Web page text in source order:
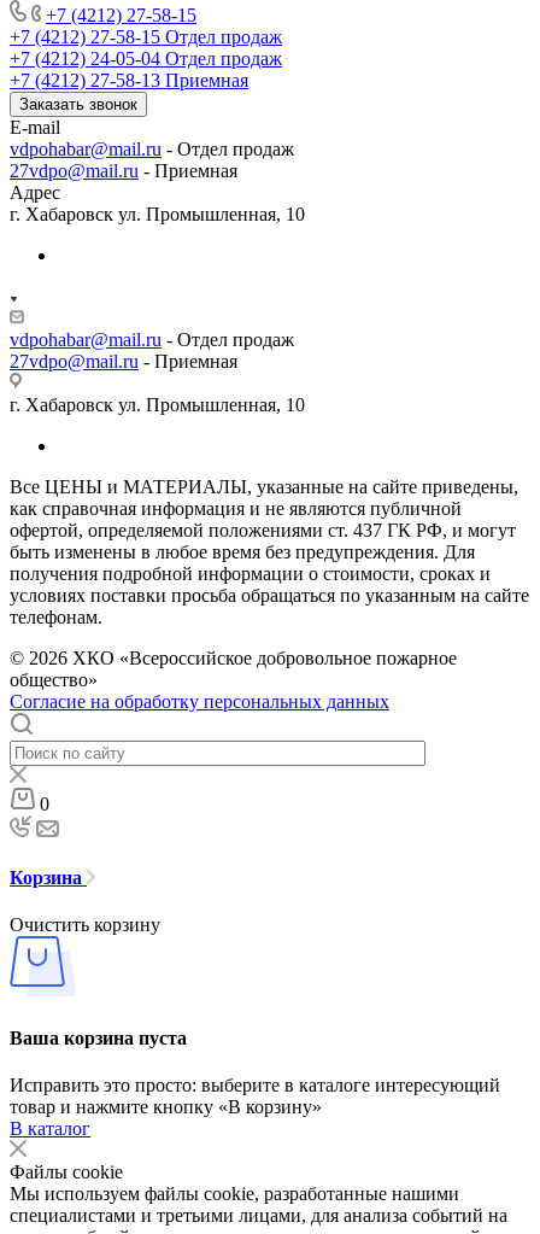
+7 (4212) 27-58-15
+7 (4212) 27-58-15 Отдел продаж
+7 (4212) 24-05-04 Отдел продаж
+7 (4212) 27-58-13 Приемная
Заказать звонок
E-mail
vdpohabar@mail.ru - Отдел продаж
27vdpo@mail.ru - Приемная
Адрес
г. Хабаровск ул. Промышленная, 10
vdpohabar@mail.ru - Отдел продаж
27vdpo@mail.ru - Приемная
г. Хабаровск ул. Промышленная, 10
Все ЦЕНЫ и МАТЕРИАЛЫ, указанные на сайте приведены,
как справочная информация и не являются публичной
офертой, определяемой положениями ст. 437 ГК РФ, и могут
быть изменены в любое время без предупреждения. Для
получения подробной информации о стоимости, сроках и
условиях поставки просьба обращаться по указанным на сайте
телефонам.
© 2026 ХКО «Всероссийское добровольное пожарное
общество»
Согласие на обработку персональных данных
0
Корзина
Очистить корзину
Ваша корзина пуста
Исправить это просто: выберите в каталоге интересующий
товар и нажмите кнопку «В корзину»
В каталог
Файлы cookie
Мы используем файлы cookie, разработанные нашими
специалистами и третьими лицами, для анализа событий на